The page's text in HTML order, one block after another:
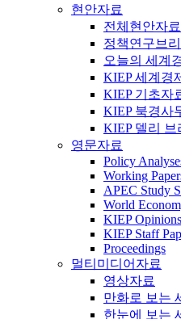
현안자료
전체현안자료
정책연구브
오늘의 세계
KIEP 세계경
KIEP 기초자
KIEP 북경사
KIEP 델리 브
영문자료
Policy
Working
APEC Study
World
KIEP Opinions
KIEP Staff
Proceedings
멀티미디어자료
영상자료
만화로 보는
한눈에 보는